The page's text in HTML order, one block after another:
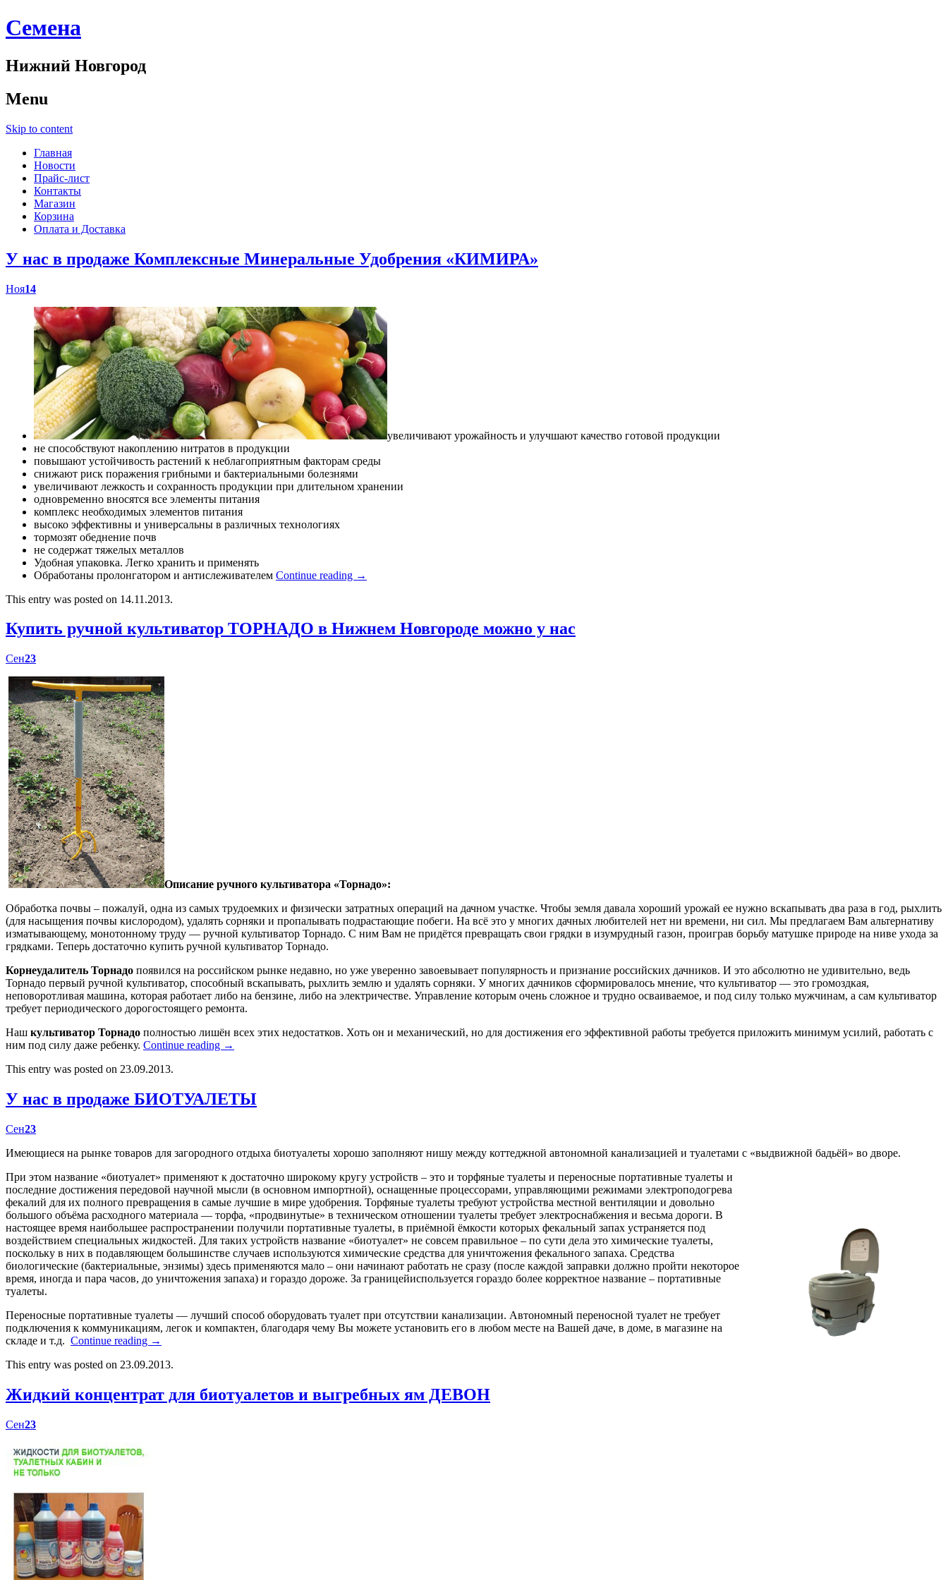
Cемена
Нижний Новгород
Menu
Skip to content
Главная
Новости
Прайс-лист
Контакты
Магазин
Корзина
Оплата и Доставка
У нас в продаже Комплексные Минеральные Удобрения «КИМИРА»
Ноя14
увеличивают урожайность и улучшают качество готовой продукции
не способствуют накоплению нитратов в продукции
повышают устойчивость растений к неблагоприятным факторам среды
снижают риск поражения грибными и бактериальными болезнями
увеличивают лежкость и сохранность продукции при длительном хранении
одновременно вносятся все элементы питания
комплекс необходимых элементов питания
высоко эффективны и универсальны в различных технологиях
тормозят обеднение почв
не содержат тяжелых металлов
Удобная упаковка. Легко хранить и применять
Обработаны пролонгатором и антислеживателем Continue reading →
This entry was posted on 14.11.2013.
Купить ручной культиватор ТОРНАДО в Нижнем Новгороде можно у нас
Сен23
Описание ручного культиватора «Торнадо»:
Обработка почвы – пожалуй, одна из самых трудоемких и физически затратных операций на дачном участке. Чтобы земля давала хороший урожай ее нужно вскапывать два раза в год, рыхлить
(для насыщения почвы кислородом), удалять сорняки и пропалывать подрастающие побеги. На всё это у многих дачных любителей нет ни времени, ни сил. Мы предлагаем Вам альтернативу
изматывающему, монотонному труду — ручной культиватор Торнадо. С ним Вам не придётся превращать свои грядки в изумрудный газон, проиграв борьбу матушке природе на ниве ухода за
грядками. Теперь достаточно купить ручной культиватор Торнадо.
Корнеудалитель Торнадо появился на российском рынке недавно, но уже уверенно завоевывает популярность и признание российских дачников. И это абсолютно не удивительно, ведь
Торнадо первый ручной культиватор, способный вскапывать, рыхлить землю и удалять сорняки. У многих дачников сформировалось мнение, что культиватор — это громоздкая,
неповоротливая машина, которая работает либо на бензине, либо на электричестве. Управление которым очень сложное и трудно осваиваемое, и под силу только мужчинам, а сам культиватор
требует периодического дорогостоящего ремонта.
Наш культиватор Торнадо полностью лишён всех этих недостатков. Хоть он и механический, но для достижения его эффективной работы требуется приложить минимум усилий, работать с
ним под силу даже ребенку. Continue reading →
This entry was posted on 23.09.2013.
У нас в продаже БИОТУАЛЕТЫ
Сен23
Имеющиеся на рынке товаров для загородного отдыха биотуалеты хорошо заполняют нишу между коттеджной автономной канализацией и туалетами с «выдвижной бадьёй» во дворе.
При этом название «биотуалет» применяют к достаточно широкому кругу устройств – это и торфяные туалеты и переносные портативные туалеты и
последние достижения передовой научной мысли (в основном импортной), оснащенные процессорами, управляющими режимами электроподогрева
фекалий для их полного превращения в самые лучшие в мире удобрения. Торфяные туалеты требуют устройства местной вентиляции и довольно
большого объёма расходного материала — торфа, «продвинутые» в техническом отношении туалеты требует электроснабжения и весьма дороги. В
настоящее время наибольшее распространении получили портативные туалеты, в приёмной ёмкости которых фекальный запах устраняется под
воздействием специальных жидкостей. Для таких устройств название «биотуалет» не совсем правильное – по сути дела это химические туалеты,
поскольку в них в подавляющем большинстве случаев используются химические средства для уничтожения фекального запаха. Средства
биологические (бактериальные, энзимы) здесь применяются мало – они начинают работать не сразу (после каждой заправки должно пройти некоторое
время, иногда и пара часов, до уничтожения запаха) и гораздо дороже. За границейиспользуется гораздо более корректное название – портативные
туалеты.
Переносные портативные туалеты — лучший способ оборудовать туалет при отсутствии канализации. Автономный переносной туалет не требует
подключения к коммуникациям, легок и компактен, благодаря чему Вы можете установить его в любом месте на Вашей даче, в доме, в магазине на
складе и т.д. Continue reading →
This entry was posted on 23.09.2013.
Жидкий концентрат для биотуалетов и выгребных ям ДЕВОН
Сен23